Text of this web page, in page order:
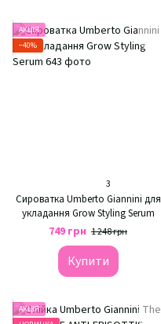
АКЦІЯ
−40%
3
Сироватка Umberto Giannini для
укладання Grow Styling Serum
749 грн 1 248 грн
Купити
АКЦІЯ